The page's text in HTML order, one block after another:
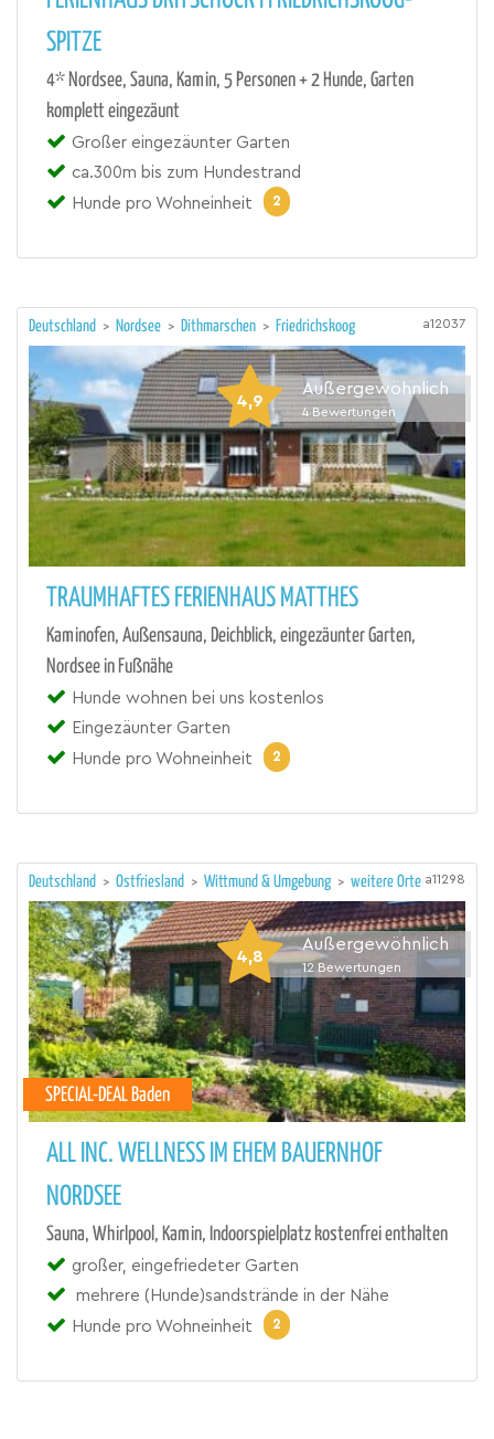
SPITZE
4* Nordsee, Sauna, Kamin, 5 Personen + 2 Hunde, Garten
komplett eingezäunt
Großer eingezäunter Garten
ca.300m bis zum Hundestrand
Hunde pro Wohneinheit
2
Deutschland > Nordsee > Dithmarschen > Friedrichskoog a12037
4,9
Außergewöhnlich
4 Bewertungen
TRAUMHAFTES FERIENHAUS MATTHES
Kaminofen, Außensauna, Deichblick, eingezäunter Garten,
Nordsee in Fußnähe
Hunde wohnen bei uns kostenlos
Eingezäunter Garten
Hunde pro Wohneinheit
2
Deutschland > Ostfriesland > Wittmund & Umgebung > weitere Orte a11298
4,8
Außergewöhnlich
12 Bewertungen
SPECIAL-DEAL Baden
ALL INC. WELLNESS IM EHEM BAUERNHOF
NORDSEE
Sauna, Whirlpool, Kamin, Indoorspielplatz kostenfrei enthalten
großer, eingefriedeter Garten
mehrere (Hunde)sandstrände in der Nähe
Hunde pro Wohneinheit
2